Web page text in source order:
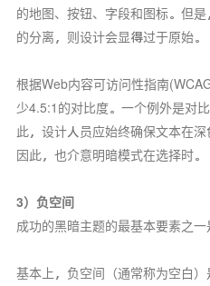
的地图、按钮、字段和图标。但
的分离，则设计会显得过于原始。
根据Web内容可访问性指南
少4.5:1的对比度。一个例外是对
此，设计人员应始终确保文本在
因此，也介意明暗模式在选择时。
3）负空间
成功的黑暗主题的最基本要素之一
基本上，负空间（通常称为空白